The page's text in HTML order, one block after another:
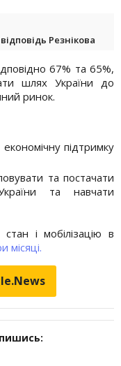
Резнікова
67% та 65%,
шлях України до
ринок.
підтримку
та постачати
та навчати
і мобілізацію в
місяці.